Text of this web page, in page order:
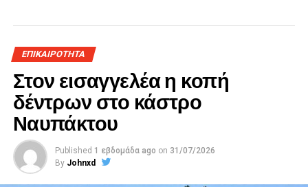
ΕΠΙΚΑΙΡΟΤΗΤΑ
Στον εισαγγελέα η κοπή
δέντρων στο κάστρο
Ναυπάκτου
Published 1 εβδομάδα ago on 31/07/2026
By Johnxd